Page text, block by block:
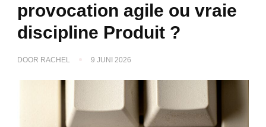
provocation agile ou vraie
discipline Produit ?
DOOR RACHEL 9 JUNI 2026